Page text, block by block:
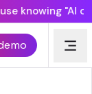
knowing "AI